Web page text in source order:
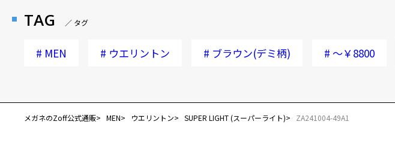
TAG ／ タグ
# MEN # ウエリントン # ブラウン(デミ柄) # ～￥8800
メガネのZoff公式通販 MEN ウエリントン SUPER LIGHT (スーパーライト) ZA241004-49A1